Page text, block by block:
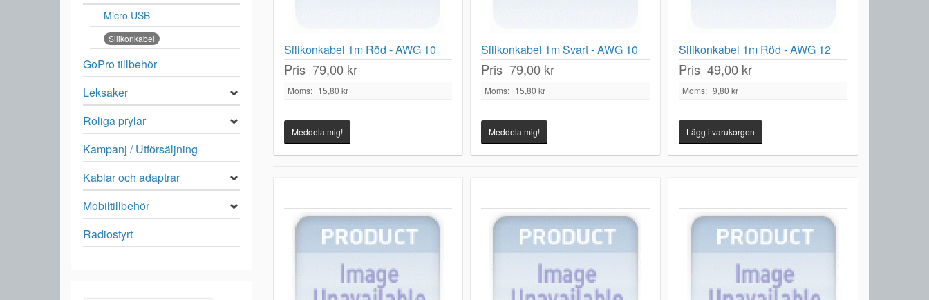
Silikonkabel 1m Röd - AWG 10
Pris 79,00 kr
Moms: 15,80 kr
Meddela mig!
Silikonkabel 1m Svart - AWG 10
Pris 79,00 kr
Moms: 15,80 kr
Meddela mig!
Silikonkabel 1m Röd - AWG 12
Pris 49,00 kr
Moms: 9,80 kr
Micro USB
Silikonkabel
GoPro tillbehör
Leksaker
Roliga prylar
Kampanj / Utförsäljning
Kablar och adaptrar
Mobiltillbehör
Radiostyrt